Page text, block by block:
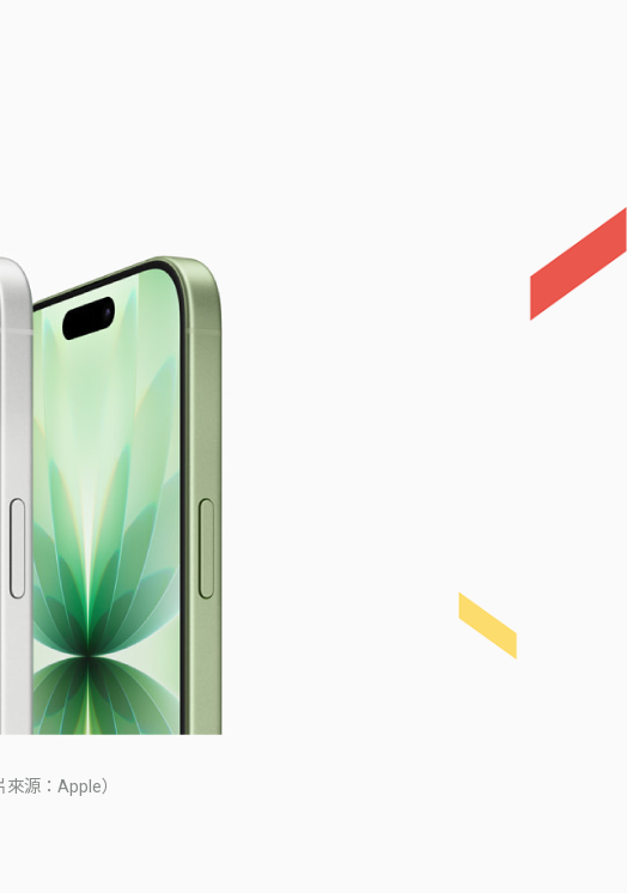
源：Apple）